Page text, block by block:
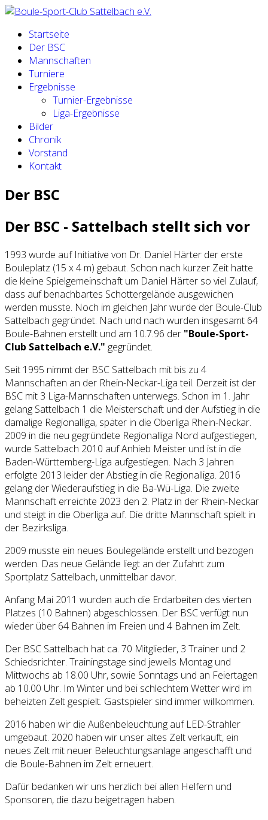
Startseite
Der BSC
Mannschaften
Turniere
Ergebnisse
Turnier-Ergebnisse
Liga-Ergebnisse
Bilder
Chronik
Vorstand
Kontakt
Der BSC
Der BSC - Sattelbach stellt sich vor
1993 wurde auf Initiative von Dr. Daniel Härter der erste
Bouleplatz (15 x 4 m) gebaut. Schon nach kurzer Zeit hatte
die kleine Spielgemeinschaft um Daniel Härter so viel Zulauf,
dass auf benachbartes Schottergelände ausgewichen
werden musste. Noch im gleichen Jahr wurde der Boule-Club
Sattelbach gegründet. Nach und nach wurden insgesamt 64
Boule-Bahnen erstellt und am 10.7.96 der "Boule-Sport-
Club Sattelbach e.V." gegründet.
Seit 1995 nimmt der BSC Sattelbach mit bis zu 4
Mannschaften an der Rhein-Neckar-Liga teil. Derzeit ist der
BSC mit 3 Liga-Mannschaften unterwegs. Schon im 1. Jahr
gelang Sattelbach 1 die Meisterschaft und der Aufstieg in die
damalige Regionalliga, später in die Oberliga Rhein-Neckar.
2009 in die neu gegründete Regionalliga Nord aufgestiegen,
wurde Sattelbach 2010 auf Anhieb Meister und ist in die
Baden-Württemberg-Liga aufgestiegen. Nach 3 Jahren
erfolgte 2013 leider der Abstieg in die Regionalliga. 2016
gelang der Wiederaufstieg in die Ba-Wü-Liga. Die zweite
Mannschaft erreichte 2023 den 2. Platz in der Rhein-Neckar
und steigt in die Oberliga auf. Die dritte Mannschaft spielt in
der Bezirksliga.
2009 musste ein neues Boulegelände erstellt und bezogen
werden. Das neue Gelände liegt an der Zufahrt zum
Sportplatz Sattelbach, unmittelbar davor.
Anfang Mai 2011 wurden auch die Erdarbeiten des vierten
Platzes (10 Bahnen) abgeschlossen. Der BSC verfügt nun
wieder über 64 Bahnen im Freien und 4 Bahnen im Zelt.
Der BSC Sattelbach hat ca. 70 Mitglieder, 3 Trainer und 2
Schiedsrichter. Trainingstage sind jeweils Montag und
Mittwochs ab 18.00 Uhr, sowie Sonntags und an Feiertagen
ab 10.00 Uhr. Im Winter und bei schlechtem Wetter wird im
beheizten Zelt gespielt. Gastspieler sind immer willkommen.
2016 haben wir die Außenbeleuchtung auf LED-Strahler
umgebaut. 2020 haben wir unser altes Zelt verkauft, ein
neues Zelt mit neuer Beleuchtungsanlage angeschafft und
die Boule-Bahnen im Zelt erneuert.
Dafür bedanken wir uns herzlich bei allen Helfern und
Sponsoren, die dazu beigetragen haben.